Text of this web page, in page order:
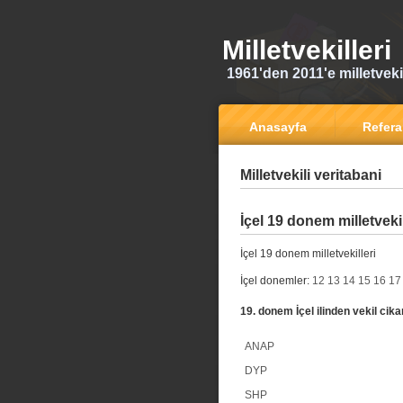
Milletvekilleri
1961'den 2011'e
Anasayfa
Milletvekili veritabani
İçel 19 donem
İçel 19 donem milletvekilleri
İçel donemler: 12 13 14 15 16 17
19. donem İçel ilinden vekil
ANAP
DYP
SHP